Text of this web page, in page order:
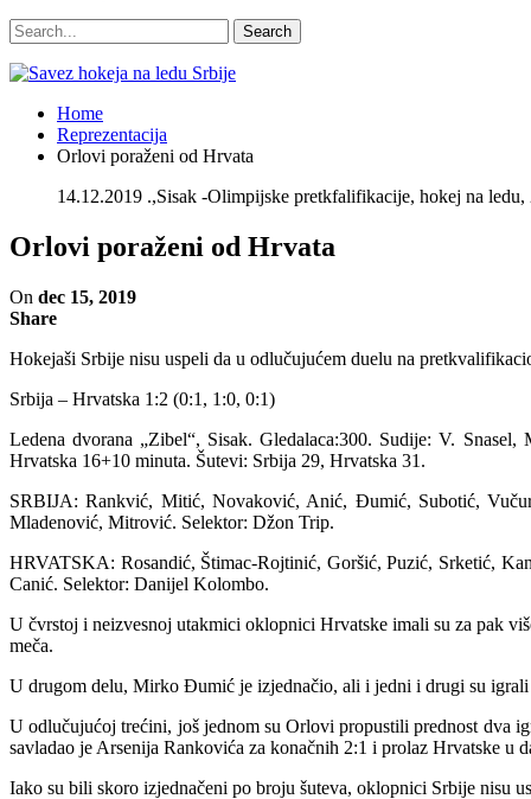
Home
Reprezentacija
Orlovi poraženi od Hrvata
14.12.2019 .,Sisak -Olimpijske pretkfalifikacije, hokej na
Orlovi poraženi od Hrvata
On dec 15, 2019
Share
Hokejaši Srbije nisu uspeli da u odlučujućem duelu na
Srbija – Hrvatska 1:2 (0:1, 1:0, 0:1)
Ledena dvorana „Zibel“, Sisak. Gledalaca:300. Sudije: V.
Hrvatska 16+10 minuta. Šutevi: Srbija 29, Hrvatska 31.
SRBIJA: Rankvić, Mitić, Novaković, Anić, Đumić, Subotić,
Mladenović, Mitrović. Selektor: Džon Trip.
HRVATSKA: Rosandić, Štimac-Rojtinić, Goršić, Puzić, Srketić,
Canić. Selektor: Danijel Kolombo.
U čvrstoj i neizvesnoj utakmici oklopnici Hrvatske imali su za pak
meča.
U drugom delu, Mirko Đumić je izjednačio, ali i jedni i drugi su
U odlučujućoj trećini, još jednom su Orlovi propustili prednost dva
savladao je Arsenija Rankovića za konačnih 2:1 i prolaz Hrvatske u
Iako su bili skoro izjednačeni po broju šuteva, oklopnici Srbije nisu